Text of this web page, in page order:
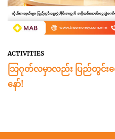
ACTIVITIES
သြဂုတ်လမှာလည်း ပြည်တွင်း
နော်!